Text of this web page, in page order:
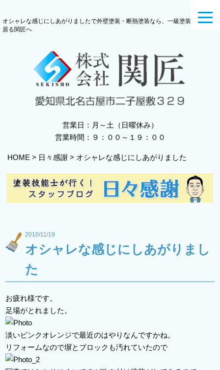
オシャレな感じにしあがりましたで外壁塗装・断熱塗装なら、一級塗装技能士の
居る関匠へ
営業日：月～土（日曜休み）
営業時間：９：００～１９：００
HOME > 日々感謝 > オシャレな感じにしあがりました
2010/11/19
オシャレな感じにしあがりまし
た
お疲れ様です。
足場がとれました。
淡いピンクオレンジで最近のはやりなんですかね。
リフォームなので塀とブロックも汚れていたので